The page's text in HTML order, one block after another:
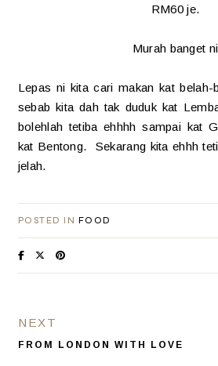
RM60 je.
Murah banget
Lepas ni kita cari makan kat belah-
sebab kita dah tak duduk kat
bolehlah tetiba ehhhh sampai kat
kat Bentong. Sekarang kita ehhh
jelah.
POSTED IN FOOD
NEXT
FROM LONDON WITH LOVE